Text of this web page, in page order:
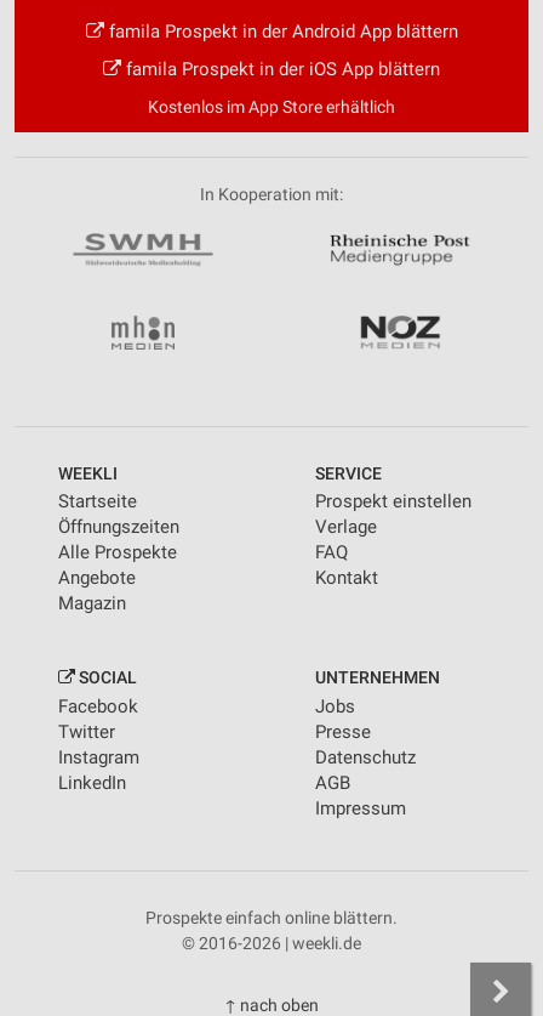
famila Prospekt in der Android App blättern
famila Prospekt in der iOS App blättern
Kostenlos im App Store erhältlich
In Kooperation mit:
WEEKLI
Startseite
Öffnungszeiten
Alle Prospekte
Angebote
Magazin
SERVICE
Prospekt einstellen
Verlage
FAQ
Kontakt
SOCIAL
Facebook
Twitter
Instagram
LinkedIn
UNTERNEHMEN
Jobs
Presse
Datenschutz
AGB
Impressum
Prospekte einfach online blättern.
© 2016-2026 | weekli.de
↑ nach oben